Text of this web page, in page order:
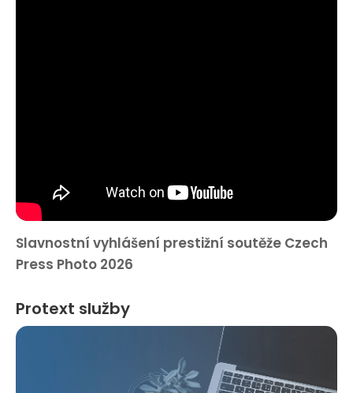
Slavnostní vyhlášení prestižní soutěže Czech
Press Photo 2026
Protext služby